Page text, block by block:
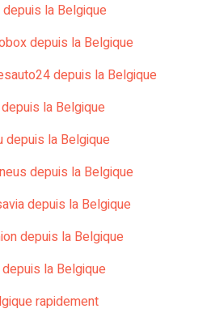
la Belgique
depuis la Belgique
depuis la Belgique
la Belgique
depuis la Belgique
depuis la Belgique
depuis la Belgique
depuis la Belgique
la Belgique
rapidement